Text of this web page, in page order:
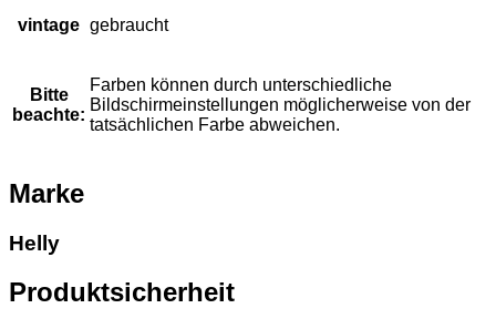
vintage gebraucht
Bitte
beachte:
Farben können durch unterschiedliche
Bildschirmeinstellungen möglicherweise von der
tatsächlichen Farbe abweichen.
Marke
Helly
Produktsicherheit